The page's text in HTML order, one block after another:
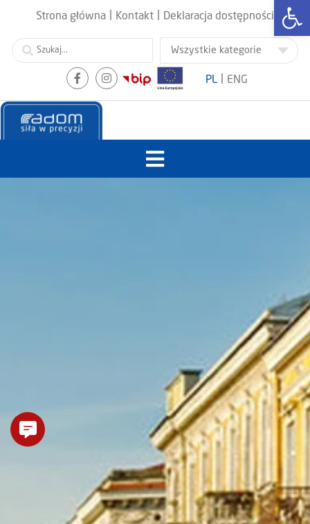
Strona główna Kontakt Deklaracja dostępności
PL ENG